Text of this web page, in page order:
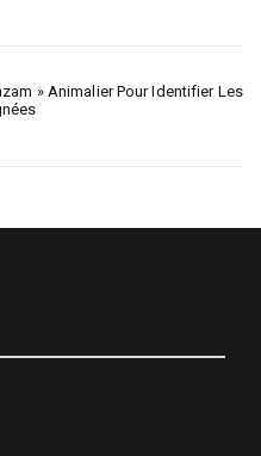
» Animalier Pour Identifier Les